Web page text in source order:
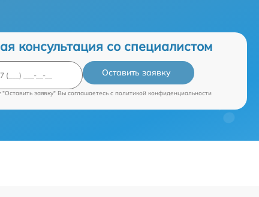
консультация со специалистом
Оставить заявку
заявку" Вы соглашаетесь c политикой конфиденциальности